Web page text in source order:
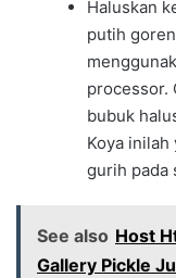
Haluskan
putih
processor.
bubuk
Koya inilah
gurih pada
See also Host
Gallery Pickle